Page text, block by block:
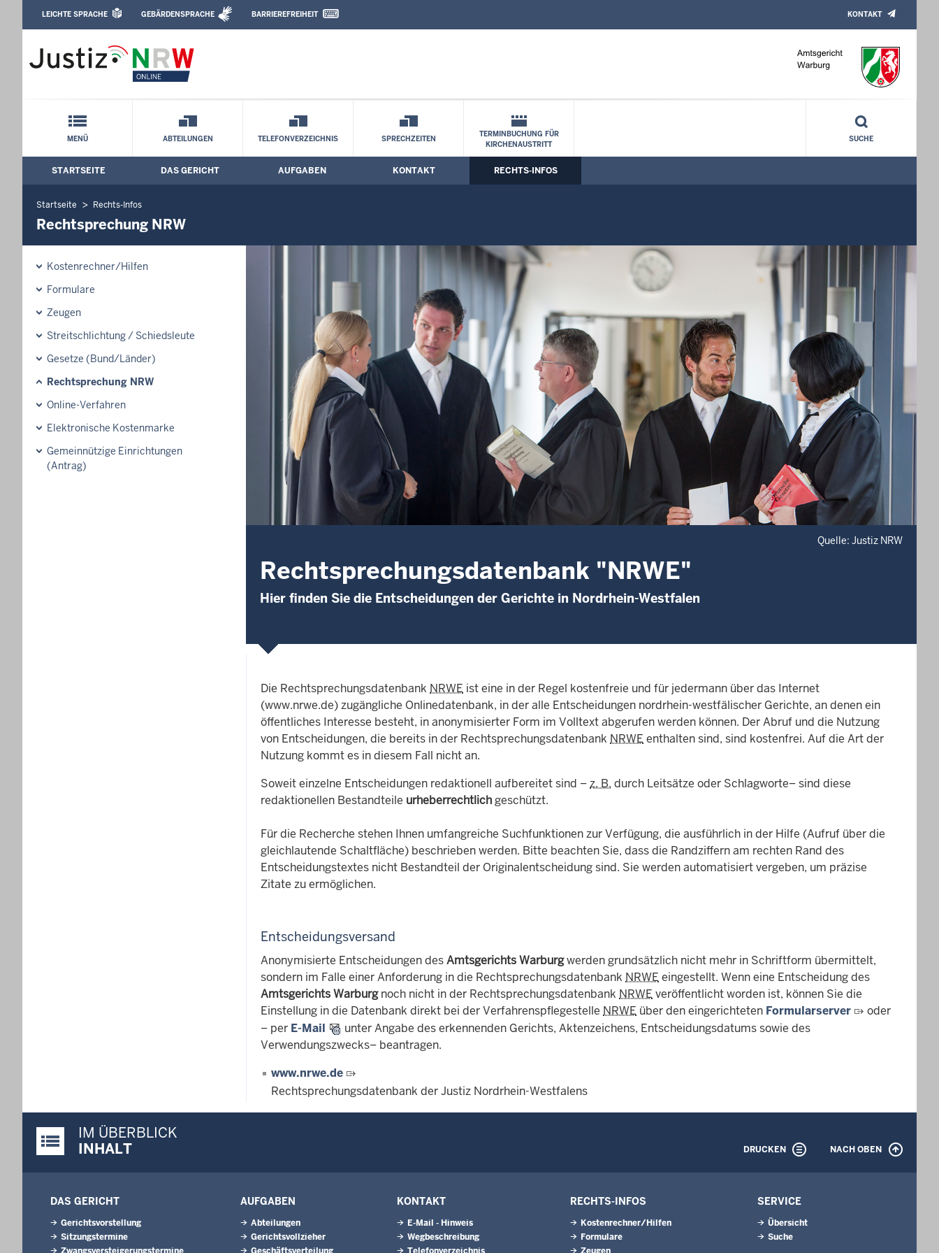
Amtsgericht Warburg: Rechtsprechung NRW
Leichte Sprache, Gebärdensprachenvideo und Kontaktformular
LEICHTE SPRACHE GEBÄRDENSPRACHE BARRIEREFREIHEIT KONTAKT
Schnellnavigation mit Volltext-Suche
MENÜ ABTEILUNGEN TELEFONVERZEICHNIS SPRECHZEITEN
TERMINBUCHUNG FÜR
KIRCHENAUSTRITT
SUCHE
Hauptmenü: Hauptnavigation
STARTSEITE DAS GERICHT AUFGABEN KONTAKT RECHTS-INFOS
Startseite Rechts-Infos
Rechtsprechung NRW
Kostenrechner/Hilfen
Formulare
Zeugen
Streitschlichtung / Schiedsleute
Gesetze (Bund/Länder)
Rechtsprechung NRW
Online-Verfahren
Elektronische Kostenmarke
Gemeinnützige Einrichtungen
(Antrag)
Quelle: Justiz NRW
Rechtsprechungsdatenbank "NRWE"
Hier finden Sie die Entscheidungen der Gerichte in Nordrhein-Westfalen
Die Rechtsprechungsdatenbank NRWE ist eine in der Regel kostenfreie und für jedermann über das Internet
(www.nrwe.de) zugängliche Onlinedatenbank, in der alle Entscheidungen nordrhein-westfälischer Gerichte, an denen ein
öffentliches Interesse besteht, in anonymisierter Form im Volltext abgerufen werden können. Der Abruf und die Nutzung
von Entscheidungen, die bereits in der Rechtsprechungsdatenbank NRWE enthalten sind, sind kostenfrei. Auf die Art der
Nutzung kommt es in diesem Fall nicht an.
Soweit einzelne Entscheidungen redaktionell aufbereitet sind –z. B. durch Leitsätze oder Schlagworte– sind diese
redaktionellen Bestandteile urheberrechtlichgeschützt.
Für die Recherche stehen Ihnen umfangreiche Suchfunktionen zur Verfügung, die ausführlich in der Hilfe (Aufruf über die
gleichlautende Schaltfläche) beschrieben werden. Bitte beachten Sie, dass die Randziffern am rechten Rand des
Entscheidungstextes nicht Bestandteil der Originalentscheidung sind. Sie werden automatisiert vergeben, um präzise
Zitate zu ermöglichen.
Entscheidungsversand
Anonymisierte Entscheidungen desAmtsgerichts Warburgwerden grundsätzlich nicht mehr in Schriftform übermittelt,
sondern im Falle einer Anforderung in die Rechtsprechungsdatenbank NRWE eingestellt. Wenn eine Entscheidung des
Amtsgerichts Warburgnoch nicht in der Rechtsprechungsdatenbank NRWE veröffentlicht worden ist, können Sie die
Einstellung in die Datenbank direkt bei der Verfahrenspflegestelle NRWE über den eingerichteten Formularserver
oder
– per E-Mail
unter Angabe des erkennenden Gerichts, Aktenzeichens, Entscheidungsdatums sowie des
Verwendungszwecks– beantragen.
www.nrwe.de
Rechtsprechungsdatenbank der Justiz Nordrhein-Westfalens
Justiz-Portal im Überblick:
IM ÜBERBLICK
INHALT
DRUCKEN NACH OBEN
DAS GERICHT
Gerichtsvorstellung
Sitzungstermine
AUFGABEN
Abteilungen
Gerichtsvollzieher
KONTAKT
E-Mail - Hinweis
Wegbeschreibung
RECHTS-INFOS
Kostenrechner/Hilfen
Formulare
SERVICE
Übersicht
Suche